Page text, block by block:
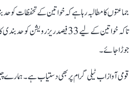
جماعتوں کا مطالبہ رہا ہے کہ خواتین کے تحفظات کو
تاکہ خواتین کے لیے 33 فیصد
جوڑا جائے۔
قومی آواز اب ٹیلی گرام پر بھی دستیاب ہے۔